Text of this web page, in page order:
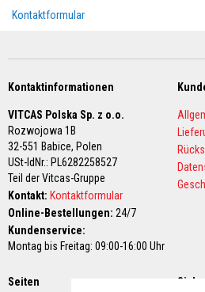
g
ä
r
e
b
e
s
ä
n
d
g
e
Kontaktformular
Kontaktinformationen
VITCAS Polska Sp. z o.o.
Rozwojowa 1B
32-551 Babice, Polen
USt-IdNr.: PL6282258527
Teil der Vitcas-Gruppe
Kontakt: Kontaktformular
Online-Bestellungen: 24/7
Kundenservice:
Montag bis Freitag: 09:00-16:00 Uhr
Seiten